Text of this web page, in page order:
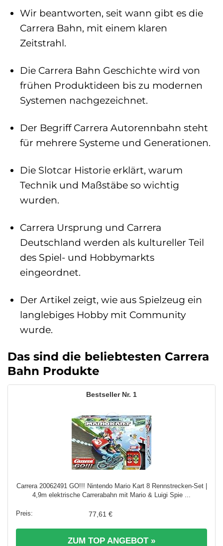
Wir beantworten, seit wann gibt es die
Carrera Bahn, mit einem klaren
Zeitstrahl.
Die Carrera Bahn Geschichte wird von
frühen Produktideen bis zu modernen
Systemen nachgezeichnet.
Der Begriff Carrera Autorennbahn steht
für mehrere Systeme und Generationen.
Die Slotcar Historie erklärt, warum
Technik und Maßstäbe so wichtig
wurden.
Carrera Ursprung und Carrera
Deutschland werden als kultureller Teil
des Spiel- und Hobbymarkts
eingeordnet.
Der Artikel zeigt, wie aus Spielzeug ein
langlebiges Hobby mit Community
wurde.
Das sind die beliebtesten Carrera
Bahn Produkte
1
Carrera 20062491 GO!!! Nintendo Mario Kart 8 Rennstrecken-Set |
4,9m elektrische Carrerabahn mit Mario & Luigi Spie ...
77,61 €
ZUM TOP ANGEBOT »